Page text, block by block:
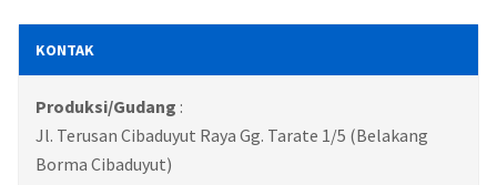
KONTAK
Produksi/Gudang :
Jl. Terusan Cibaduyut Raya Gg. Tarate 1/5 (Belakang
Borma Cibaduyut)